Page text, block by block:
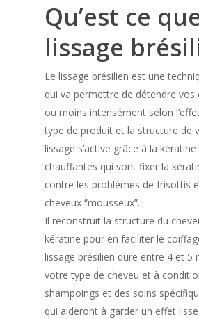
Qu’est ce
lissage
Le lissage brésilien est une
qui va permettre de détendre vos
ou moins intensément selon
type de produit et la structure de
lissage s’active grâce à la
chauffantes qui vont fixer la
contre les problèmes de frisottis
cheveux “mousseux”.
Il reconstruit la structure du
kératine pour en faciliter le
lissage brésilien dure entre 4 et 5
votre type de cheveu et à
shampoings et des soins
qui aideront à garder un effet lisse.